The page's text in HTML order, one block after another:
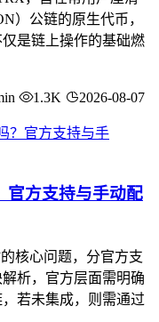
）公链的原生代币，
是链上操作的基础燃
1.3K 2026-08-07
官方支持与手动配
核心问题，分官方支
析，官方层面需明确
若未集成，则需通过